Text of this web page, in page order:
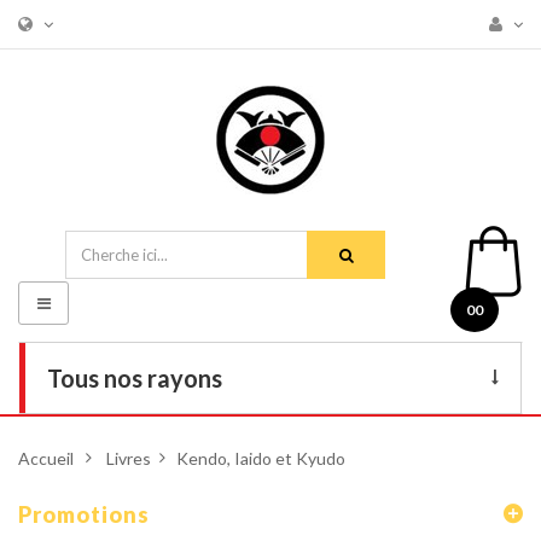
00
Tous nos rayons
Armes
Basculer
la
navigation
Accueil > Livres > Kendo, Iaido et Kyudo
Promotions